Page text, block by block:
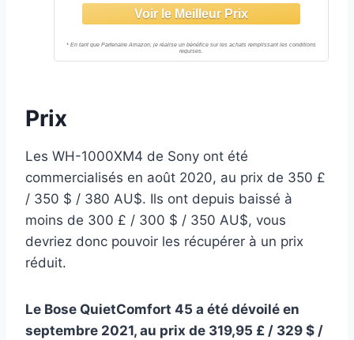
optimisé pour Amazon Alexa et
Google assistant, Noir
Prix
Les WH-1000XM4 de Sony ont été
commercialisés en août 2020, au prix de 350 £
/ 350 $ / 380 AU$. Ils ont depuis baissé à
moins de 300 £ / 300 $ / 350 AU$, vous
devriez donc pouvoir les récupérer à un prix
réduit.
Le Bose QuietComfort 45 a été dévoilé en
septembre 2021, au prix de 319,95 £ / 329 $ /